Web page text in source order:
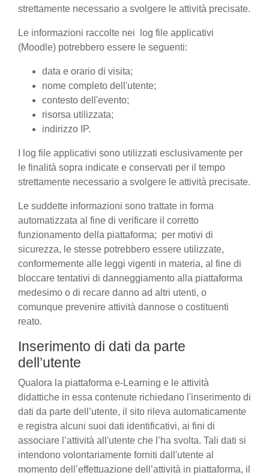
strettamente necessario a svolgere le attività precisate.
Le informazioni raccolte nei log file applicativi
(Moodle) potrebbero essere le seguenti:
data e orario di visita;
nome completo dell'utente;
contesto dell'evento;
risorsa utilizzata;
indirizzo IP.
I log file applicativi sono utilizzati esclusivamente per
le finalità sopra indicate e conservati per il tempo
strettamente necessario a svolgere le attività precisate.
Le suddette informazioni sono trattate in forma
automatizzata al fine di verificare il corretto
funzionamento della piattaforma; per motivi di
sicurezza, le stesse potrebbero essere utilizzate,
conformemente alle leggi vigenti in materia, al fine di
bloccare tentativi di danneggiamento alla piattaforma
medesimo o di recare danno ad altri utenti, o
comunque prevenire attività dannose o costituenti
reato.
Inserimento di dati da parte
dell’utente
Qualora la piattaforma e-Learning e le attività
didattiche in essa contenute richiedano l'inserimento di
dati da parte dell’utente, il sito rileva automaticamente
e registra alcuni suoi dati identificativi, ai fini di
associare l’attività all'utente che l’ha svolta. Tali dati si
intendono volontariamente forniti dall'utente al
momento dell’effettuazione dell’attività in piattaforma, il